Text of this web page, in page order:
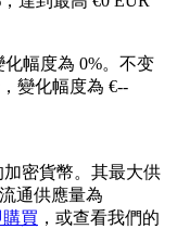
幅度為 0%。不变
變化幅度為 €--
密貨幣。其最大供
通供應量為
買 ，或查看我們的